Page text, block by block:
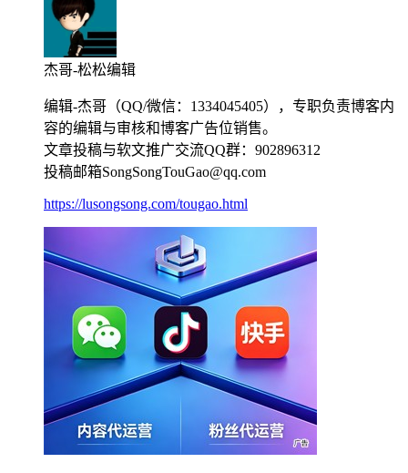
杰哥-松松编辑
编辑-杰哥（QQ/微信：1334045405），专职负责博客内
容的编辑与审核和博客广告位销售。
文章投稿与软文推广交流QQ群：902896312
投稿邮箱SongSongTouGao@qq.com
https://lusongsong.com/tougao.html